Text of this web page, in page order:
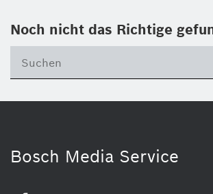
Noch nicht das Richtige
Bosch Media Service